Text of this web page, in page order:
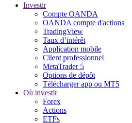
Investir
Compte OANDA
OANDA compte d'actions
TradingView
Taux d’intérêt
Application mobile
Client professionnel
MetaTrader 5
Options de dépôt
Télécharger app ou MT5
Où investir
Forex
Actions
ETFs